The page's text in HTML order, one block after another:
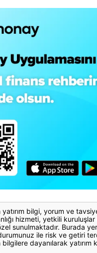
bilgi, yorum ve
hizmeti, yetkili
sunulmaktadır. Burada
ile risk ve getiri
dayanılarak